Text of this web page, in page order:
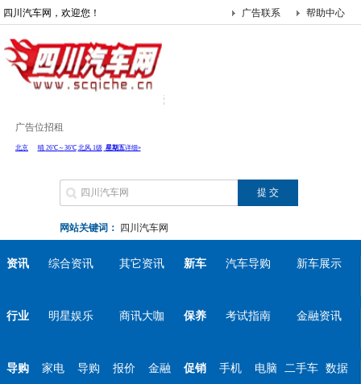
四川汽车网，欢迎您！ 帮助中心
广告联系
广告位招租
网站关键词： 四川汽车网
资讯 综合资讯 其它资讯 新车 汽车导购 新车展示
行业 明星娱乐 商讯大咖 保养 考试指南 金融资讯
导购 家电 导购 报价 金融 促销 手机 电脑 二手车 数据